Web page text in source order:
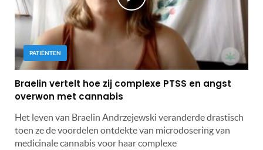
PATIËNTEN
Braelin vertelt hoe zij complexe PTSS en angst
overwon met cannabis
Het leven van Braelin Andrzejewski veranderde drastisch
toen ze de voordelen ontdekte van microdosering van
medicinale cannabis voor haar complexe